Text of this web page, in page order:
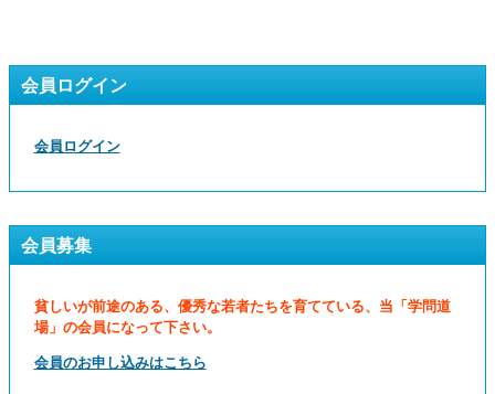
会員ログイン
会員ログイン
会員募集
貧しいが前途のある、優秀な若者たちを育てている、当「学問道
場」の会員になって下さい。
会員のお申し込みはこちら